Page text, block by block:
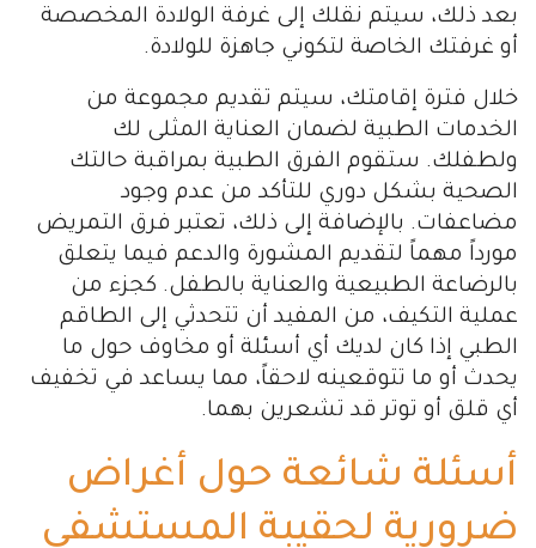
بعد ذلك، سيتم نقلك إلى غرفة الولادة المخصصة
أو غرفتك الخاصة لتكوني جاهزة للولادة.
خلال فترة إقامتك، سيتم تقديم مجموعة من
الخدمات الطبية لضمان العناية المثلى لك
ولطفلك. ستقوم الفرق الطبية بمراقبة حالتك
الصحية بشكل دوري للتأكد من عدم وجود
مضاعفات. بالإضافة إلى ذلك، تعتبر فرق التمريض
مورداً مهماً لتقديم المشورة والدعم فيما يتعلق
بالرضاعة الطبيعية والعناية بالطفل. كجزء من
عملية التكيف، من المفيد أن تتحدثي إلى الطاقم
الطبي إذا كان لديك أي أسئلة أو مخاوف حول ما
يحدث أو ما تتوقعينه لاحقاً، مما يساعد في تخفيف
أي قلق أو توتر قد تشعرين بهما.
أسئلة شائعة حول أغراض
ضرورية لحقيبة المستشفى